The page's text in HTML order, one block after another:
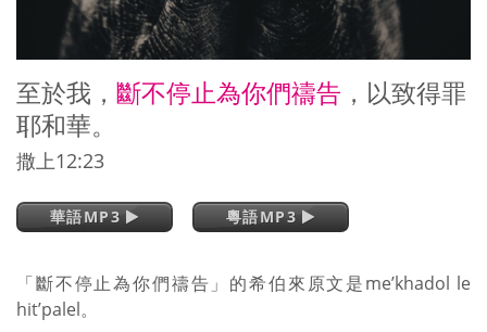
至於我， 斷不停止為你們禱告 ，以致得罪
耶和華。
撒上12:23
華語MP3 粵語MP3
「斷不停止為你們禱告」的希伯來原文是me’khadol le
hit’palel。